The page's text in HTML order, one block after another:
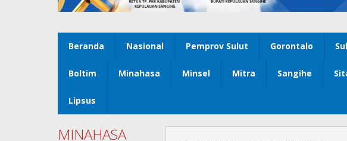
Beranda Nasional Pemprov Sulut Gorontalo
Boltim Minahasa Minsel Mitra Sangihe
Lipsus
MINAHASA